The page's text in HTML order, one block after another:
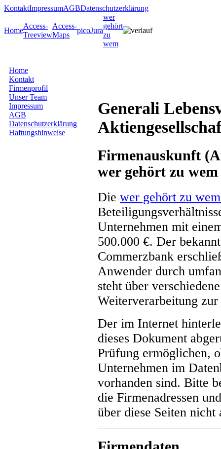
KontaktImpressumAGBDatenschutzerklärung
Home
Access-
Treeview
Access-
Maps
picoJura
wer
gehört
zu
wem
Home
Kontakt
Firmenprofil
Unser Team
Impressum
AGB
Datenschutzerklärung
Haftungshinweise
Generali
Firmenauskunft
wer gehört zu
Die wer gehört zu
Unternehmen mit
500.000 €. Der
Commerzbank
Anwender durch
steht über
Weiterverarbeitung
Der im Internet
dieses Dokument
Prüfung ermöglichen,
Unternehmen im
vorhanden sind. Bitte
die Firmenadressen
über diese Seiten nicht